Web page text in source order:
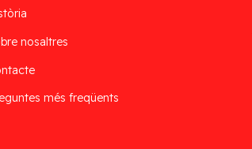
nosaltres
més freqüents